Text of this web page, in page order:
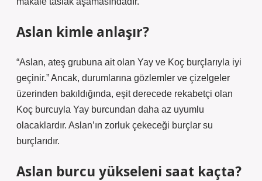
Aslan kimle anlaşır?
“Aslan, ateş grubuna ait olan Yay ve Koç burçlarıyla iyi
geçinir.” Ancak, durumlarına gözlemler ve çizelgeler
üzerinden bakıldığında, eşit derecede rekabetçi olan
Koç burcuyla Yay burcundan daha az uyumlu
olacaklardır. Aslan’ın zorluk çekeceği burçlar su
burçlarıdır.
Aslan burcu yükseleni saat kaçta?